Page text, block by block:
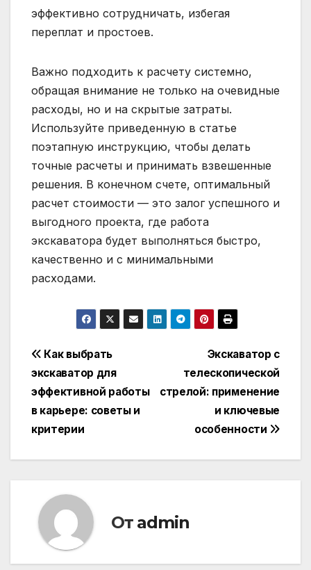
эффективно сотрудничать, избегая
переплат и простоев.
Важно подходить к расчету системно,
обращая внимание не только на очевидные
расходы, но и на скрытые затраты.
Используйте приведенную в статье
поэтапную инструкцию, чтобы делать
точные расчеты и принимать взвешенные
решения. В конечном счете, оптимальный
расчет стоимости — это залог успешного и
выгодного проекта, где работа
экскаватора будет выполняться быстро,
качественно и с минимальными
расходами.
Навигация
по
записям
Экскаватор с
телескопической
стрелой: применение
и ключевые
особенности
Как выбрать
экскаватор для
эффективной работы
в карьере: советы и
критерии
От admin